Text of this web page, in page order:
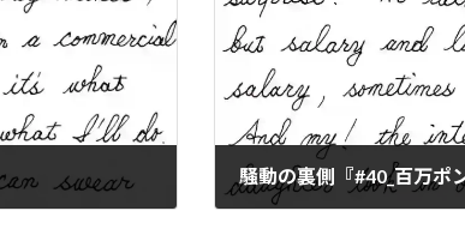
騒動の裏側『#40_百万ポ